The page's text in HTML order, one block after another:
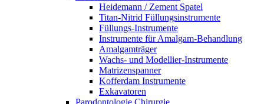
Heidemann / Zement Spatel
Titan-Nitrid Füllungsinstrumente
Füllungs-Instrumente
Instrumente für Amalgam-Behandlung
Amalgamträger
Wachs- und Modellier-Instrumente
Matrizenspanner
Kofferdam Instrumente
Exkavatoren